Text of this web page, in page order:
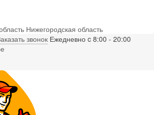
Нижегородская область
звонок Ежедневно c 8:00 - 20:00